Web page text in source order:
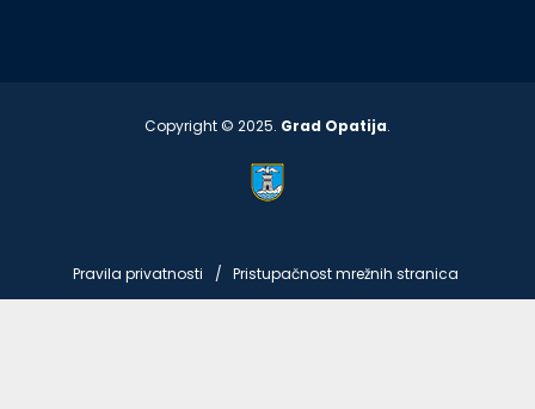
Copyright © 2025. Grad Opatija.
Pravila privatnosti Pristupačnost mrežnih stranica